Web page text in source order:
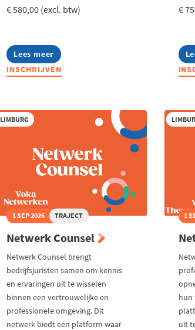
€ 580,00 (excl. btw)
Lees meer
about
Netwerk
Financieel
INSCHRIJVEN
€
LIMBURG
1 SEP 2026 TRAJECT
Netwerk Counsel
Netwerk Counsel brengt
bedrijfsjuristen samen om kennis
en ervaringen uit te wisselen
binnen een vertrouwelijke en
professionele omgeving. Dit
netwerk biedt een platform waar
1
hun
uit